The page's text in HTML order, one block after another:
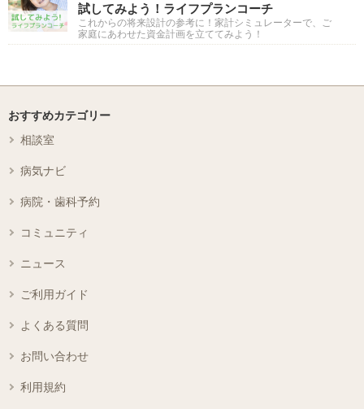
試してみよう！ライフプランコーチ
これからの将来設計の参考に！家計シミュレーターで、ご
家庭にあわせた資金計画を立ててみよう！
おすすめカテゴリー
相談室
病気ナビ
病院・歯科予約
コミュニティ
ニュース
ご利用ガイド
よくある質問
お問い合わせ
利用規約